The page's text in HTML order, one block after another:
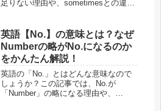
足りない理由や、sometimesとの違
英語【No.】の意味とは？なぜ
Numberの略がNo.になるのか
をかんたん解説！
英語の「No.」とはどんな意味なので
しょうか？この記事では、No.が
「Number」の略になる理由や、